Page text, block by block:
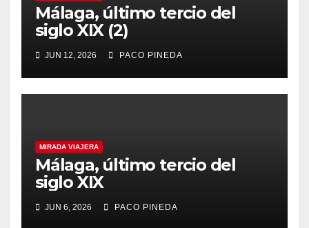
Málaga, último tercio del
siglo XIX (2)
JUN 12, 2026 PACO PINEDA
MIRADA VIAJERA
Málaga, último tercio del
siglo XIX
JUN 6, 2026 PACO PINEDA